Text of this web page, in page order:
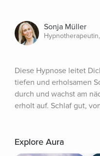
Sonja Müller
Diese Hypnose leitet
tiefen und erholsamen
durch und wachst am
erholt auf. Schlaf gut,
Explore Aura